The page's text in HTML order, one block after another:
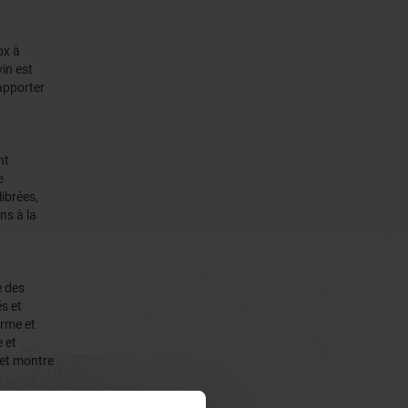
à
est
à la
des
et
et
et
montre